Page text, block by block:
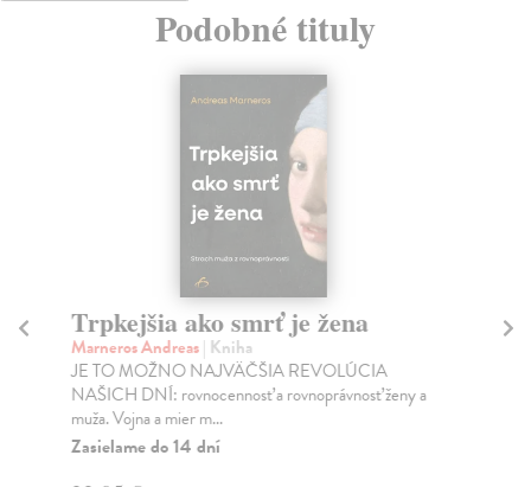
Podobné tituly
Trpkejšia ako smrť je žena
Marneros Andreas| Kniha
JE TO MOŽNO NAJVÄČŠIA REVOLÚCIA
NAŠICH DNÍ: rovnocennosť a rovnoprávnosť ženy a
muža. Vojna a mier m...
Zasielame do 14 dní